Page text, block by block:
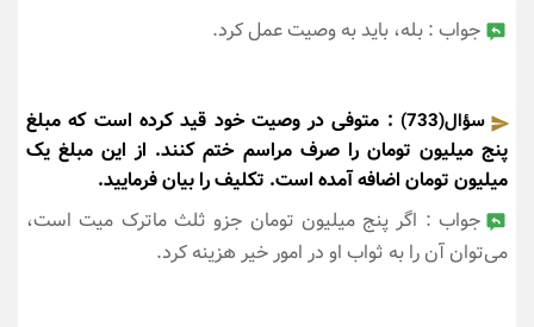
جواب : بله، باید به وصیت عمل کرد.
سؤال(733)
: متوفی در وصیت خود قید کرده است که مبلغ
پنج میلیون تومان را صرف مراسم ختم کنند. از این مبلغ یک
میلیون تومان اضافه آمده است. تکلیف را بیان فرمایید.
جواب : اگر پنج میلیون تومان جزو ثلث ماترک میت است،
می‌توان آن را به ثواب او در امور خیر هزینه کرد.